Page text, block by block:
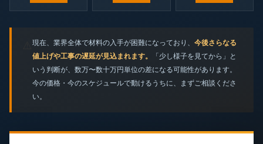
現在、業界全体で材料の入手が困難になっており、 今後さらなる
値上げや工事の遅延が見込まれます。
「少し様子を見てから」と
いう判断が、数万〜数十万円単位の差になる可能性があります。
今の価格・今のスケジュールで動けるうちに、まずご相談くださ
い。